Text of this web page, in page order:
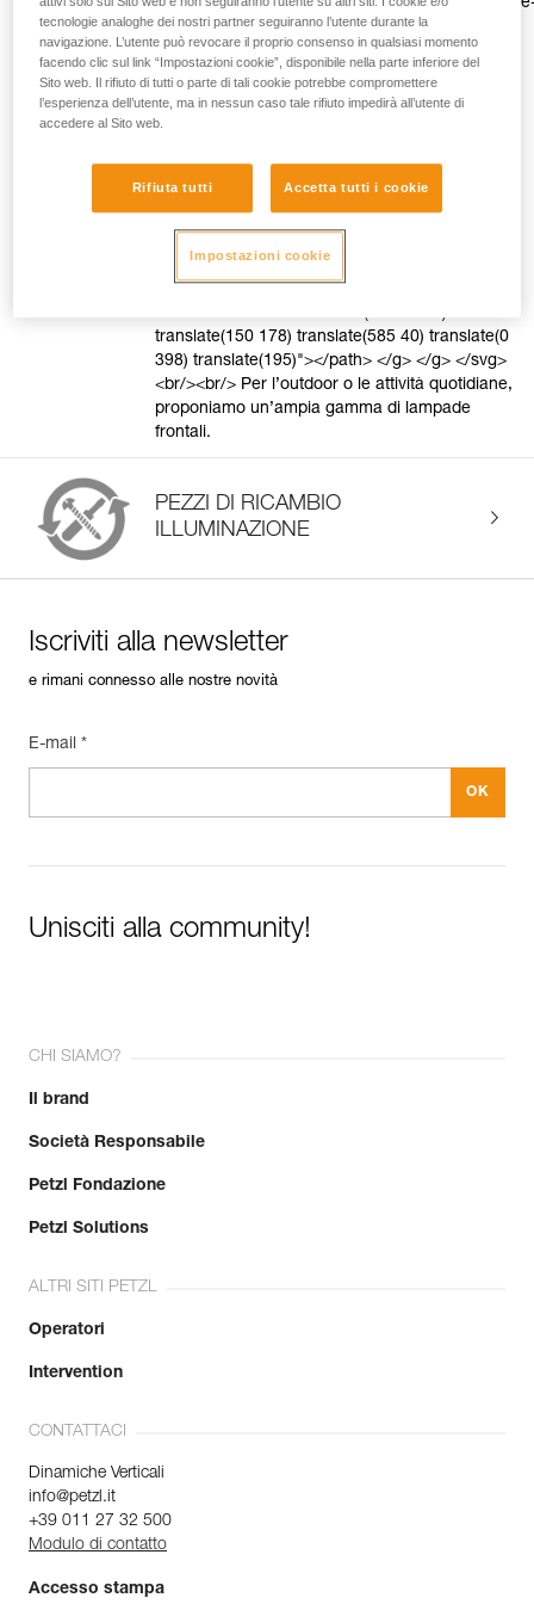
href="https://www.petzl.com/IT/it/Sport/
frontali/Come-scegliere?
record=a77Tx0000006pRFIAY"
target="blank">Scopri la differenza Petzl.</a>
<svg style="vertical-align: middle" height="16"
viewBox="0 0 16 16" width="16"
fill="none" fill-rule="evenodd"> <g
fill="#FF9601"> <path d="M8 1c3.866 0 7 3.134
7 7s-3.134 7-7 7-7-3.134-7-7 3.134-7 7-7zm0
2.686-6-6-6zm-.882 2.582l3.3 3.3-3.536
1.01z" transform="translate(-930 -616)
translate(150 178) translate(585 40) translate(0
398) translate(195)"></path> </g> </g> </svg>
<br/><br/> Per l’outdoor o le attività quotidiane,
proponiamo un’ampia gamma di lampade
frontali.
PEZZI DI RICAMBIO
ILLUMINAZIONE
Iscriviti alla newsletter
e rimani connesso alle nostre novità
E-mail *
Unisciti alla community!
CHI SIAMO?
Il brand
Società Responsabile
Petzl Fondazione
Petzl Solutions
ALTRI SITI PETZL
Operatori
Intervention
CONTATTACI
Dinamiche Verticali
info@petzl.it
+39 011 27 32 500
Modulo di contatto
Accesso stampa
tecnologie analoghe dei nostri partner seguiranno l’utente durante la
navigazione. L’utente può revocare il proprio consenso in qualsiasi momento
facendo clic sul link “Impostazioni cookie”, disponibile nella parte inferiore del
Sito web. Il rifiuto di tutti o parte di tali cookie potrebbe compromettere
l’esperienza dell’utente, ma in nessun caso tale rifiuto impedirà all’utente di
accedere al Sito web.
Rifiuta tutti Accetta tutti i cookie
Impostazioni cookie